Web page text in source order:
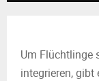
Um Flüchtlinge
integrieren, gibt